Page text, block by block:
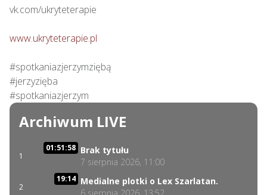
vk.com/ukryteterapie
www.ukryteterapie.pl
#spotkaniazjerzymziębą
#jerzyzięba
#spotkaniazjerzym
Archiwum LIVE
1
01:51:58 Brak tytułu
7 sierpnia 2026, 11:00
2
19:14 Medialne plotki o Lex Szarlatan.